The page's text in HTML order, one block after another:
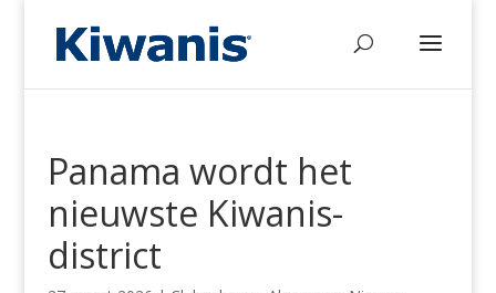
Panama wordt het
nieuwste Kiwanis-
district